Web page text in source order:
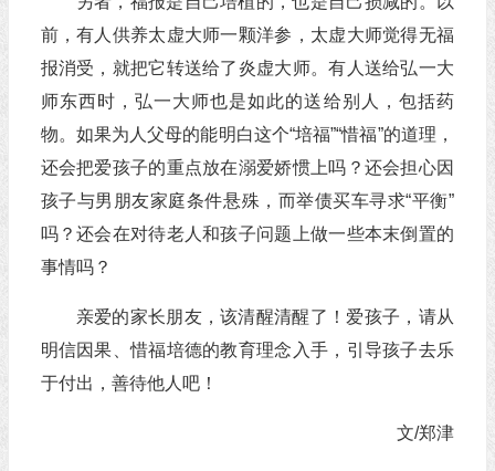
前，有人供养太虚大师一颗洋参，太虚大师觉得无福
报消受，就把它转送给了炎虚大师。有人送给弘一大
师东西时，弘一大师也是如此的送给别人，包括药
物。如果为人父母的能明白这个“培福”“惜福”的道理，
还会把爱孩子的重点放在溺爱娇惯上吗？还会担心因
孩子与男朋友家庭条件悬殊，而举债买车寻求“平衡”
吗？还会在对待老人和孩子问题上做一些本末倒置的
事情吗？
亲爱的家长朋友，该清醒清醒了！爱孩子，请从
明信因果、惜福培德的教育理念入手，引导孩子去乐
于付出，善待他人吧！
文/郑津